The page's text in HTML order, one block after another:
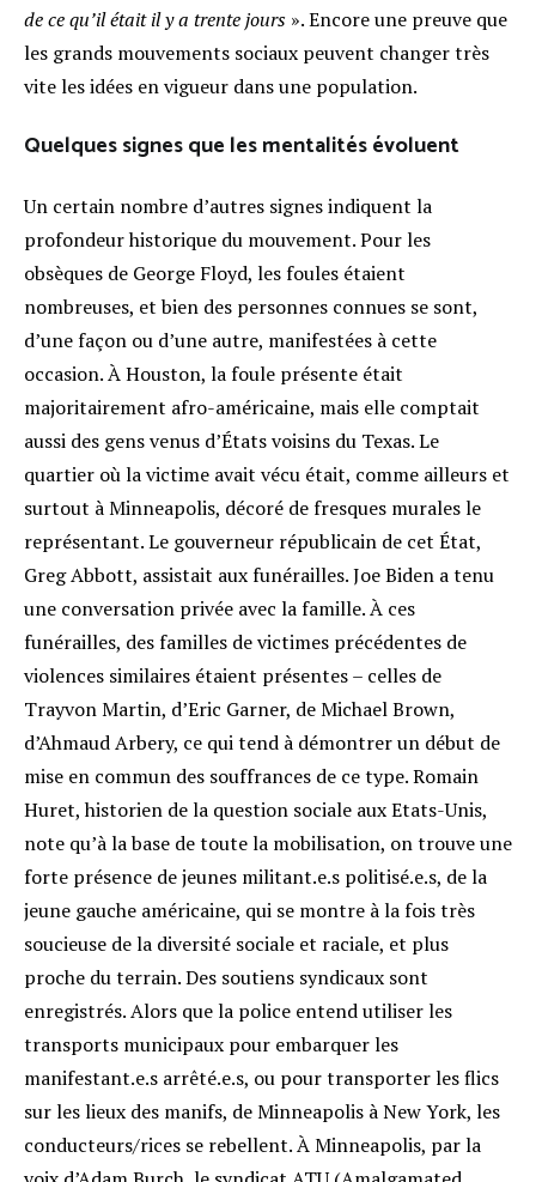
de ce qu’il était il y a trente jours ». Encore une preuve que
les grands mouvements sociaux peuvent changer très
vite les idées en vigueur dans une population.
Quelques signes que les mentalités évoluent
Un certain nombre d’autres signes indiquent la
profondeur historique du mouvement. Pour les
obsèques de George Floyd, les foules étaient
nombreuses, et bien des personnes connues se sont,
d’une façon ou d’une autre, manifestées à cette
occasion. À Houston, la foule présente était
majoritairement afro-américaine, mais elle comptait
aussi des gens venus d’États voisins du Texas. Le
quartier où la victime avait vécu était, comme ailleurs et
surtout à Minneapolis, décoré de fresques murales le
représentant. Le gouverneur républicain de cet État,
Greg Abbott, assistait aux funérailles. Joe Biden a tenu
une conversation privée avec la famille. À ces
funérailles, des familles de victimes précédentes de
violences similaires étaient présentes – celles de
Trayvon Martin, d’Eric Garner, de Michael Brown,
d’Ahmaud Arbery, ce qui tend à démontrer un début de
mise en commun des souffrances de ce type. Romain
Huret, historien de la question sociale aux Etats-Unis,
note qu’à la base de toute la mobilisation, on trouve une
forte présence de jeunes militant.e.s politisé.e.s, de la
jeune gauche américaine, qui se montre à la fois très
soucieuse de la diversité sociale et raciale, et plus
proche du terrain. Des soutiens syndicaux sont
enregistrés. Alors que la police entend utiliser les
transports municipaux pour embarquer les
manifestant.e.s arrêté.e.s, ou pour transporter les flics
sur les lieux des manifs, de Minneapolis à New York, les
conducteurs/rices se rebellent. À Minneapolis, par la